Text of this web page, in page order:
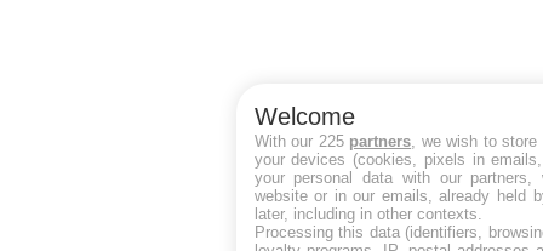
Welcome
With our 225 partners , we wish to
your devices (cookies, pixels in
your personal data with our partners,
website or in our emails, already held
later, including in other contexts.
Processing this data (identifiers,